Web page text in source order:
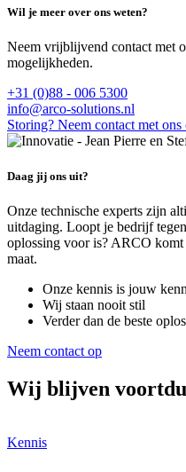
Wil je meer over ons weten?
Neem vrijblijvend contact met
mogelijkheden.
+31 (0)88 - 006 5300
info@arco-solutions.nl
Storing? Neem contact met ons
Daag jij ons uit?
Onze technische experts zijn
uitdaging. Loopt je bedrijf
oplossing voor is? ARCO
maat.
Onze kennis is jouw
Wij staan nooit stil
Verder dan de beste
Neem contact op
Wij blijven
Kennis